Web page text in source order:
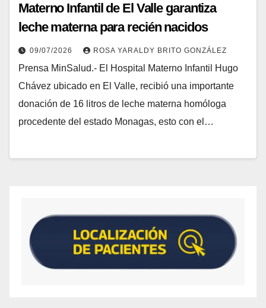
Materno Infantil de El Valle garantiza
leche materna para recién nacidos
vulnerables
09/07/2026 ROSA YARALDY BRITO GONZÁLEZ
Prensa MinSalud.- El Hospital Materno Infantil Hugo
Chávez ubicado en El Valle, recibió una importante
donación de 16 litros de leche materna homóloga
procedente del estado Monagas, esto con el…